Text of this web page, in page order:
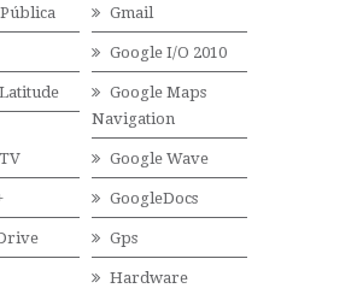
Gmail
Google I/O 2010
Google Maps
Navigation
Google Wave
GoogleDocs
Gps
Hardware